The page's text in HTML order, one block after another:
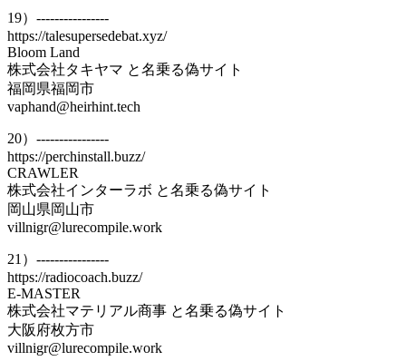
19）----------------
https://talesupersedebat.xyz/
Bloom Land
株式会社タキヤマ と名乗る偽サイト
福岡県福岡市
vaphand@heirhint.tech
20）----------------
https://perchinstall.buzz/
CRAWLER
株式会社インターラボ と名乗る偽サイト
岡山県岡山市
villnigr@lurecompile.work
21）----------------
https://radiocoach.buzz/
E-MASTER
株式会社マテリアル商事 と名乗る偽サイト
大阪府枚方市
villnigr@lurecompile.work